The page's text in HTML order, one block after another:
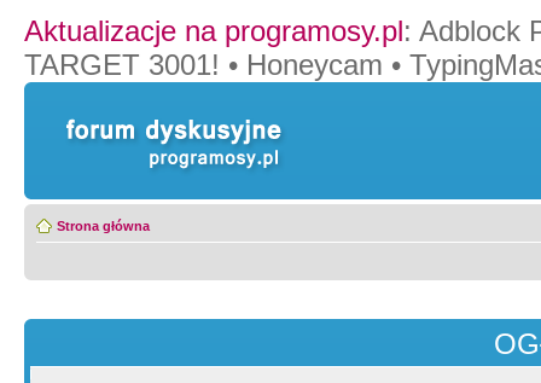
Aktualizacje na programosy.pl: Adblock
TARGET 3001! • Honeycam •
Strona główna